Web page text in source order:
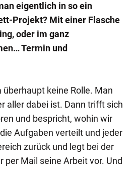
eigentlich in so ein
Projekt? Mit einer Flasche
oder im ganz
Termin und
überhaupt keine Rolle. Man
aller dabei ist. Dann trifft sich
und bespricht, wohin wir
Aufgaben verteilt und jeder
zurück und legt bei der
per Mail seine Arbeit vor. Und